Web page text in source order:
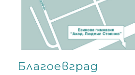
Благоевград